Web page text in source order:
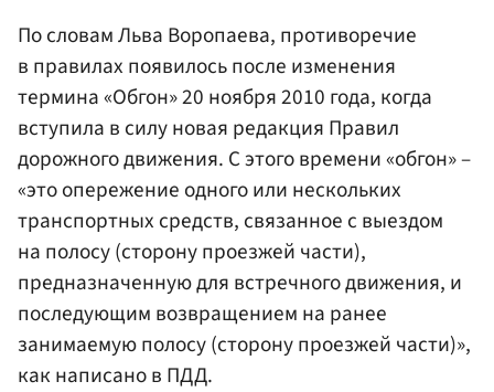
По словам Льва Воропаева, противоречие
в правилах появилось после изменения
термина «Обгон» 20 ноября 2010 года, когда
вступила в силу новая редакция Правил
дорожного движения. С этого времени «обгон» –
«это опережение одного или нескольких
транспортных средств, связанное с выездом
на полосу (сторону проезжей части),
предназначенную для встречного движения, и
последующим возвращением на ранее
занимаемую полосу (сторону проезжей части)»,
как написано в ПДД.